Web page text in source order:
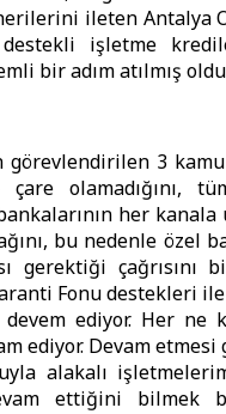
ileten Antalya
işletme
bir adım atılmış
3 kamu
olamadığını,
her kanala
bu nedenle özel
gerektiği çağrısını
Fonu destekleri
ediyor. Her ne
ediyor. Devam
alakalı
ettiğini bilmek